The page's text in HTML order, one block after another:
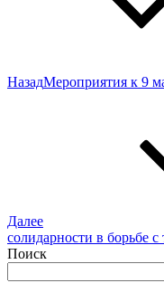
НазадМероприятия к 9
Далее
солидарности в борьбе
Поиск